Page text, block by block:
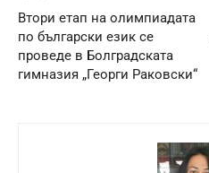
Втори етап на олимпиадата
по български език се
проведе в Болградската
гимназия „Георги Раковски“